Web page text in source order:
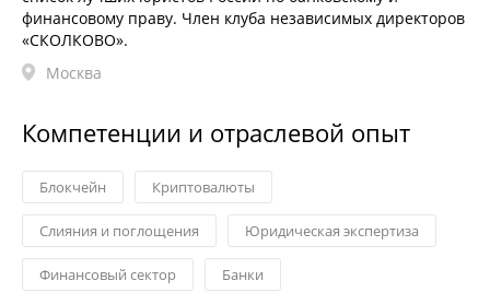
финансовому праву. Член клуба независимых директоров
«СКОЛКОВО».
Москва
Компетенции и отраслевой опыт
Блокчейн Криптовалюты
Слияния и поглощения Юридическая экспертиза
Финансовый сектор Банки